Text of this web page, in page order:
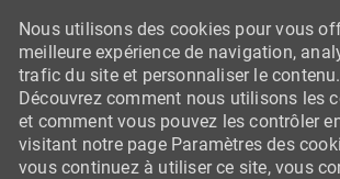
Nous utilisons des cookies pour vous
meilleure expérience de navigation,
trafic du site et personnaliser le contenu.
Découvrez comment nous utilisons les
et comment vous pouvez les contrôler
visitant notre page Paramètres des
vous continuez à utiliser ce site, vous